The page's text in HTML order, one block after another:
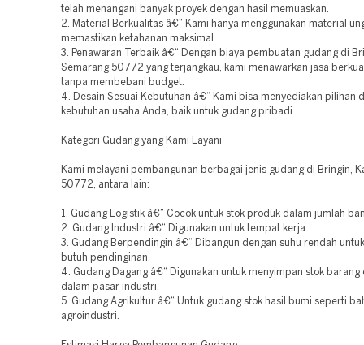
telah menangani banyak proyek dengan hasil memuaskan.
2. Material Berkualitas â€“ Kami hanya menggunakan material
memastikan ketahanan maksimal.
3. Penawaran Terbaik â€“ Dengan biaya pembuatan gudang di
Semarang 50772 yang terjangkau, kami menawarkan jasa
tanpa membebani budget.
4. Desain Sesuai Kebutuhan â€“ Kami bisa menyediakan pilihan
kebutuhan usaha Anda, baik untuk gudang pribadi.
Kategori Gudang yang Kami Layani
Kami melayani pembangunan berbagai jenis gudang di Bringin,
50772, antara lain:
1. Gudang Logistik â€“ Cocok untuk stok produk dalam jumlah
2. Gudang Industri â€“ Digunakan untuk tempat kerja.
3. Gudang Berpendingin â€“ Dibangun dengan suhu rendah
butuh pendinginan.
4. Gudang Dagang â€“ Digunakan untuk menyimpan stok barang
dalam pasar industri.
5. Gudang Agrikultur â€“ Untuk gudang stok hasil bumi seperti
agroindustri.